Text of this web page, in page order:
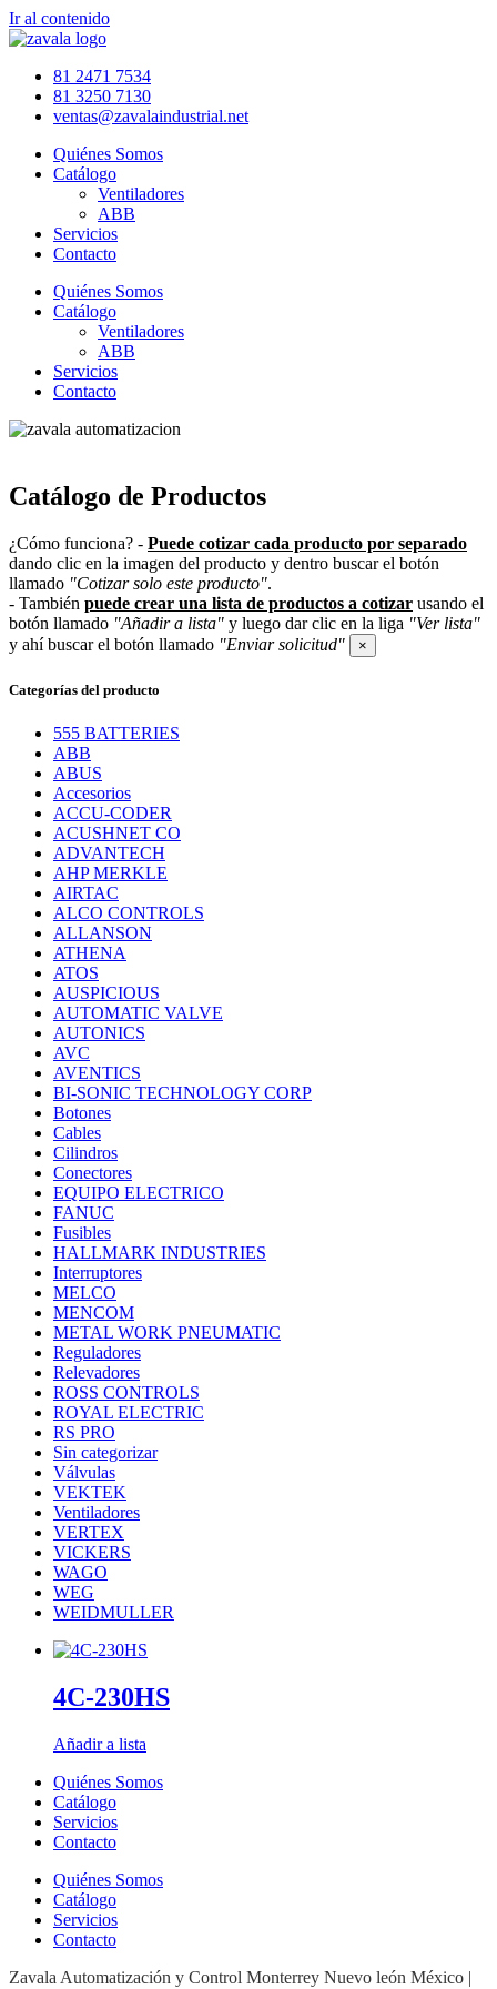
Ir al contenido
81 2471 7534
81 3250 7130
ventas@zavalaindustrial.net
Quiénes Somos
Catálogo
Ventiladores
ABB
Servicios
Contacto
Quiénes Somos
Catálogo
Ventiladores
ABB
Servicios
Contacto
Catálogo de Productos
¿Cómo funciona? - Puede cotizar cada producto por separado
dando clic en la imagen del producto y dentro buscar el botón
llamado "Cotizar solo este producto".
- También puede crear una lista de productos a cotizar usando el
botón llamado "Añadir a lista" y luego dar clic en la liga "Ver lista"
y ahí buscar el botón llamado "Enviar solicitud" ×
Categorías del producto
555 BATTERIES
ABB
ABUS
Accesorios
ACCU-CODER
ACUSHNET CO
ADVANTECH
AHP MERKLE
AIRTAC
ALCO CONTROLS
ALLANSON
ATHENA
ATOS
AUSPICIOUS
AUTOMATIC VALVE
AUTONICS
AVC
AVENTICS
BI-SONIC TECHNOLOGY CORP
Botones
Cables
Cilindros
Conectores
EQUIPO ELECTRICO
FANUC
Fusibles
HALLMARK INDUSTRIES
Interruptores
MELCO
MENCOM
METAL WORK PNEUMATIC
Reguladores
Relevadores
ROSS CONTROLS
ROYAL ELECTRIC
RS PRO
Sin categorizar
Válvulas
VEKTEK
Ventiladores
VERTEX
VICKERS
WAGO
WEG
WEIDMULLER
4C-230HS
Añadir a lista
Quiénes Somos
Catálogo
Servicios
Contacto
Quiénes Somos
Catálogo
Servicios
Contacto
Zavala Automatización y Control Monterrey Nuevo león México |